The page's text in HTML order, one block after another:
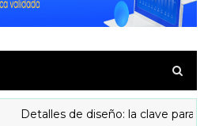
Detalles de diseño: la clave para